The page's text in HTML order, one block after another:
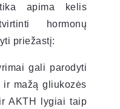
apima kelis
hormonų
priežastį:
gali parodyti
ir mažą gliukozės
AKTH lygiai taip